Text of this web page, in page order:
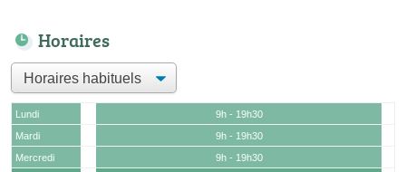
Horaires
Lundi
9h - 19h30
Mardi
9h - 19h30
Mercredi
9h - 19h30